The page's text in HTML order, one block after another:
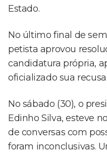
Estado.
No último final de
petista aprovou
candidatura própria,
oficializado sua recusa.
No sábado (30), o
Edinho Silva, esteve
de conversas com
foram inconclusivas.